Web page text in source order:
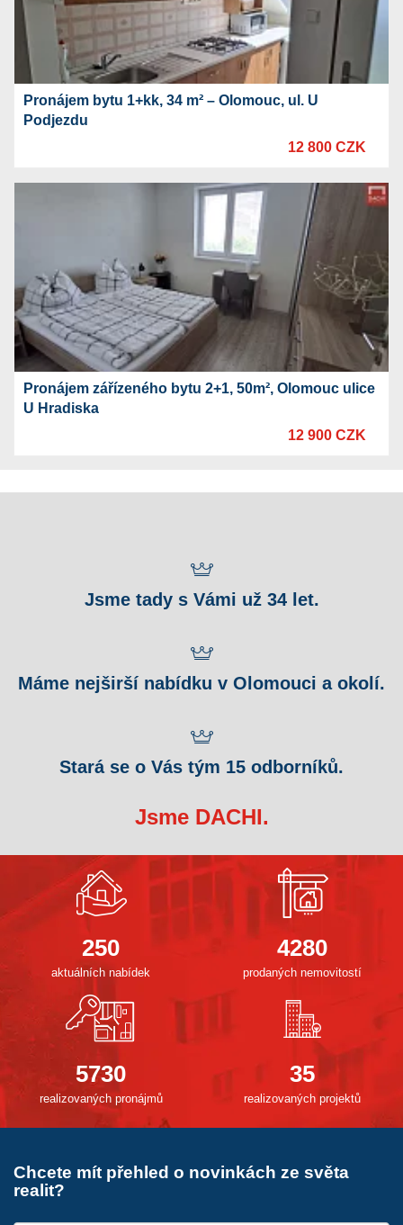
Pronájem bytu 1+kk, 34 m² – Olomouc, ul. U
Podjezdu
12 800 CZK
Pronájem zářízeného bytu 2+1, 50m², Olomouc ulice
U Hradiska
12 900 CZK
Jsme tady s Vámi už 34 let.
Máme nejširší nabídku v Olomouci a okolí.
Stará se o Vás tým 15 odborníků.
Jsme DACHI.
250
aktuálních nabídek
4280
prodaných nemovitostí
5730
realizovaných pronájmů
35
realizovaných projektů
Chcete mít přehled o novinkách ze světa
realit?